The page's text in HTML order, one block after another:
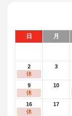
日 月
2
休
3
9
休
10
16
休
17